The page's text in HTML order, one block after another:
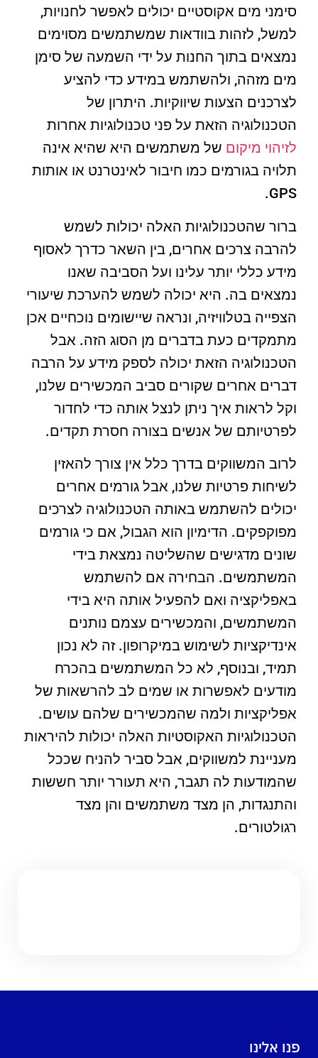
סימני מים אקוסטיים יכולים לאפשר לחנויות,
למשל, לזהות בוודאות שמשתמשים מסוימים
נמצאים בתוך החנות על ידי השמעה של סימן
מים מזהה, ולהשתמש במידע כדי להציע
לצרכנים הצעות שיווקיות. היתרון של
הטכנולוגיה הזאת על פני טכנולוגיות אחרות
לזיהוי מיקום של משתמשים היא שהיא אינה
תלויה בגורמים כמו חיבור לאינטרנט או אותות
GPS.
ברור שהטכנולוגיות האלה יכולות לשמש
להרבה צרכים אחרים, בין השאר כדרך לאסוף
מידע כללי יותר עלינו ועל הסביבה שאנו
נמצאים בה. היא יכולה לשמש להערכת שיעורי
הצפייה בטלוויזיה, ונראה שיישומים נוכחיים אכן
מתמקדים כעת בדברים מן הסוג הזה. אבל
הטכנולוגיה הזאת יכולה לספק מידע על הרבה
דברים אחרים שקורים סביב המכשירים שלנו,
וקל לראות איך ניתן לנצל אותה כדי לחדור
לפרטיותם של אנשים בצורה חסרת תקדים.
לרוב המשווקים בדרך כלל אין צורך להאזין
לשיחות פרטיות שלנו, אבל גורמים אחרים
יכולים להשתמש באותה הטכנולוגיה לצרכים
מפוקפקים. הדימיון הוא הגבול, אם כי גורמים
שונים מדגישים שהשליטה נמצאת בידי
המשתמשים. הבחירה אם להשתמש
באפליקציה ואם להפעיל אותה היא בידי
המשתמשים, והמכשירים עצמם נותנים
אינדיקציות לשימוש במיקרופון. זה לא נכון
תמיד, ובנוסף, לא כל המשתמשים בהכרח
מודעים לאפשרות או שמים לב להרשאות של
אפליקציות ולמה שהמכשירים שלהם עושים.
הטכנולוגיות האקוסטיות האלה יכולות להיראות
מעניינת למשווקים, אבל סביר להניח שככל
שהמודעות לה תגבר, היא תעורר יותר חששות
והתנגדות, הן מצד משתמשים והן מצד
רגולטורים.
פנו אלינו